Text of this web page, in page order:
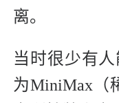
离。
当时很少有
为MiniMax（